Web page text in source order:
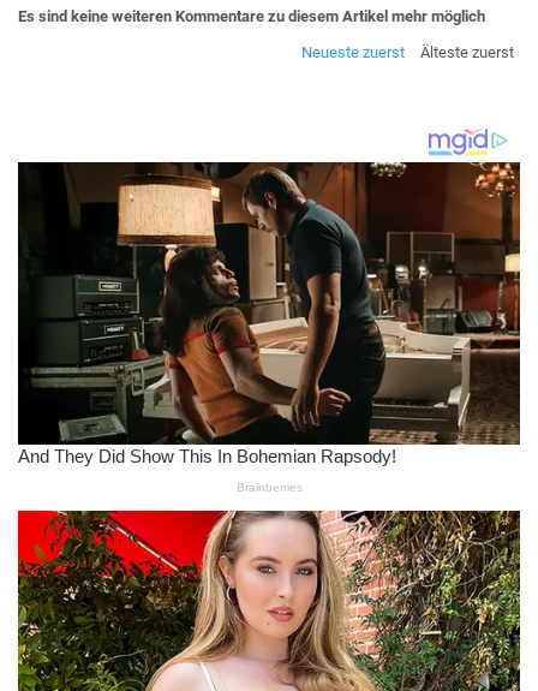
Es sind keine weiteren Kommentare zu diesem Artikel mehr möglich
Neueste zuerst
Älteste zuerst